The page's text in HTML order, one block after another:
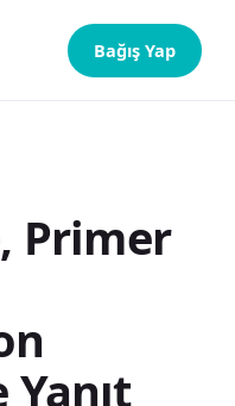
Bağış Yap
Primer